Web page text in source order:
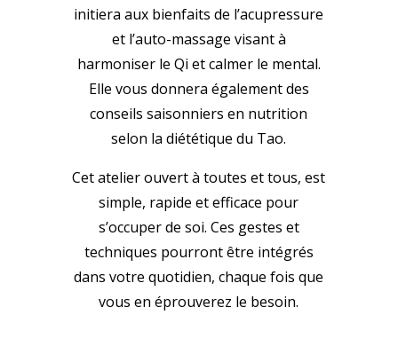
initiera aux bienfaits de l’acupressure
et l’auto-massage visant à
harmoniser le Qi et calmer le mental.
Elle vous donnera également des
conseils saisonniers en nutrition
selon la diététique du Tao.
Cet atelier ouvert à toutes et tous, est
simple, rapide et efficace pour
s’occuper de soi. Ces gestes et
techniques pourront être intégrés
dans votre quotidien, chaque fois que
vous en éprouverez le besoin.